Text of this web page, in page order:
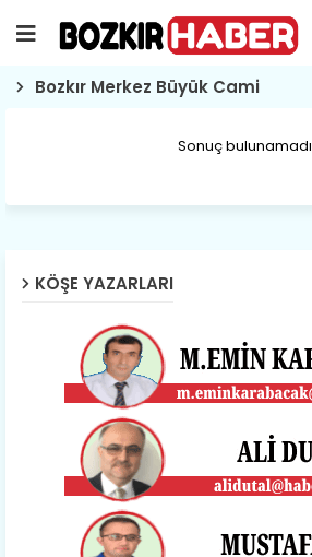
Bozkır Merkez Büyük Cami
Sonuç bulunamadı
KÖŞE YAZARLARI